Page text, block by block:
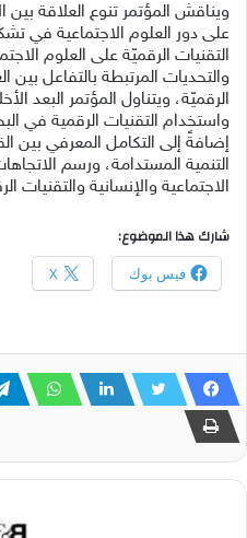
ويناقش المؤتمر تنوع العلاقة بين
على دور العلوم الاجتماعية في
التقنيات الرقميّة على العلوم
والتحديات المرتبطة بالتفاعل بين
الرقميّة، ويتناول المؤتمر البعد
واستخدام التقنيات الرقمية في
إضافةً إلى التكامل المعرفي بين
التنمية المستدامة، ورسم
الاجتماعية والإنسانية والتقنيات
شارك هذا الموضوع:
فيس بوك X